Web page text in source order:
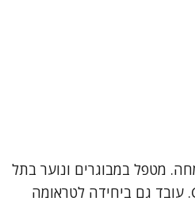
מטפל במבוגרים ונוער בתל
אביב, בגישה דינמית ו CBT. עובד גם ביחידה לטראומה